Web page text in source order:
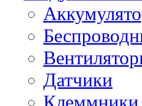
Датчики
Клеммники